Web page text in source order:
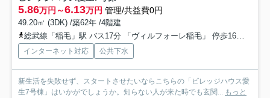
5.86万円～6.13万円 管理/共益費0円
49.20㎡ (3DK) /築62年 /4階建
総武線「稲毛」駅 バス17分 「ヴィルフォーレ稲毛」 停歩16分
インターネット対応 公共下水
新生活を失敗せず、スタートさせたいならこちらの「ビレッジハウス愛
生7号棟」はいかがでしょうか。知らない人が来た時でも玄関... もっと